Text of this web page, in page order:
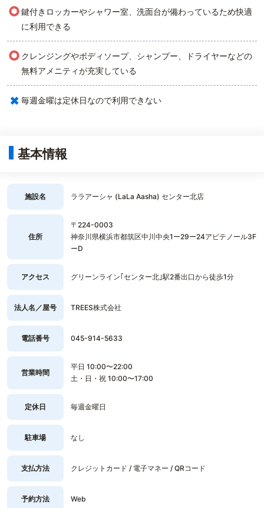
○鍵付きロッカーやシャワー室、洗面台が備わっているため快適
に利用できる
○ クレンジングやボディソープ、シャンプー、ドライヤーなどの
無料アメニティが充実している
× 毎週金曜は定休日なので利用できない
基本情報
施設名 ララアーシャ (LaLa Aasha) センター北店
住所
〒224-0003
神奈川県横浜市都筑区中川中央1ー29ー24アビテノール3F
ーD
アクセス グリーンライン｢センター北｣駅2番出口から徒歩1分
法人名／屋号 TREES株式会社
電話番号 045-914-5633
営業時間
平日 10:00〜22:00
土・日・祝 10:00〜17:00
定休日 毎週金曜日
駐車場 なし
支払方法 クレジットカード / 電子マネー / QRコード
予約方法 Web